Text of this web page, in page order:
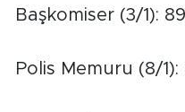
Başkomiser (3/1):
Polis Memuru (8/1):